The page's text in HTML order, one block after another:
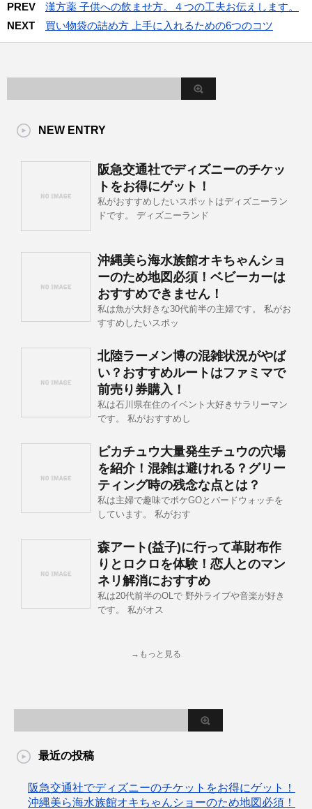
PREV
漢方薬 子供への飲ませ方。４つの工夫お伝えします。
NEXT
買い物袋の詰め方 上手に入れるための6つのコツ
NEW ENTRY
阪急交通社でディズニーのチケッ
トをお得にゲット！
私がおすすめしたいスポットはディズニーラン
ドです。 ディズニーランド
沖縄美ら海水族館オキちゃんショ
ーのため地図必須！ベビーカーは
おすすめできません！
私は魚が大好きな30代前半の主婦です。 私がお
すすめしたいスポッ
北陸ラーメン博の混雑状況がやば
い？おすすめルートはファミマで
前売り券購入！
私は石川県在住のイベント大好きサラリーマン
です。 私がおすすめし
ピカチュウ大量発生チュウの穴場
を紹介！混雑は避けれる？グリー
ティング時の残念な点とは？
私は主婦で趣味でポケGOとバードウォッチを
しています。 私がおす
森アート(益子)に行って革財布作
りとロクロを体験！恋人とのマン
ネリ解消におすすめ
私は20代前半のOLで 野外ライブや音楽が好き
です。 私がオス
→もっと見る
最近の投稿
阪急交通社でディズニーのチケットをお得にゲット！
沖縄美ら海水族館オキちゃんショーのため地図必須！